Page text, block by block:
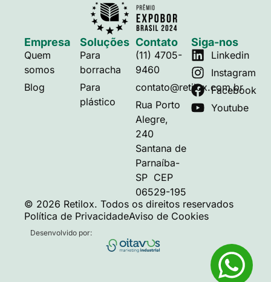
Empresa
Quem
somos
Blog
Soluções
Para
borracha
Para
plástico
Contato
(11) 4705-
9460
contato@retilox.com.br
Rua Porto
Alegre,
240
Santana de
Parnaíba-
SP CEP
06529-195
Siga-nos
Linkedin
Instagram
Facebook
Youtube
© 2026 Retilox. Todos os direitos reservados
Política de PrivacidadeAviso de Cookies
Desenvolvido por: